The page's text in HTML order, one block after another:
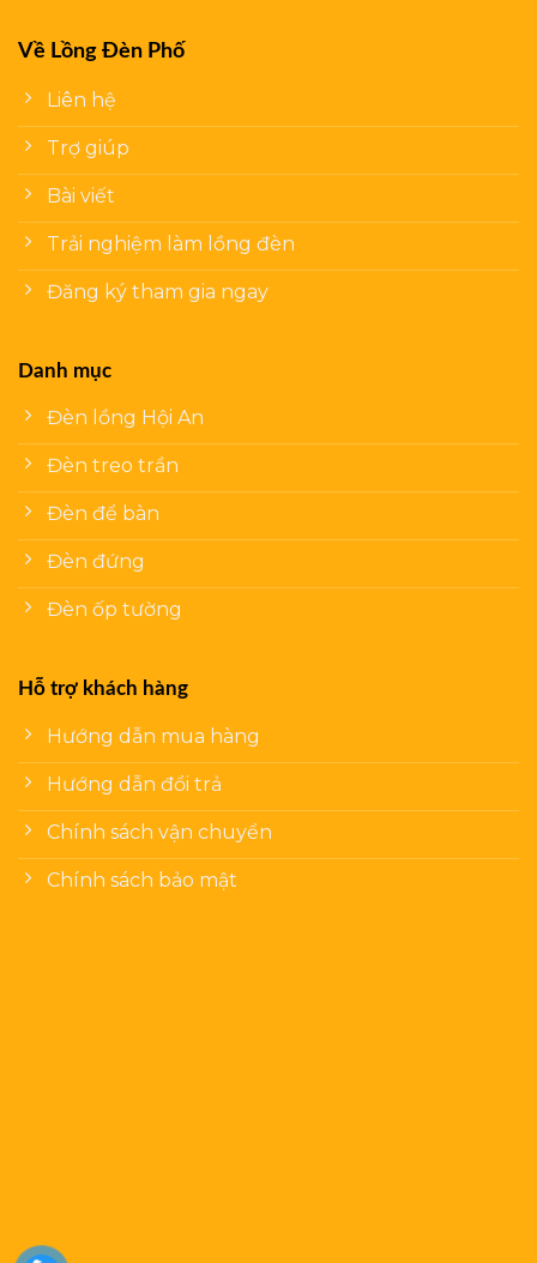
Về Lồng Đèn Phố
Liên hệ
Trợ giúp
Bài viết
Trải nghiệm làm lồng đèn
Đăng ký tham gia ngay
Danh mục
Đèn lồng Hội An
Đèn treo trần
Đèn để bàn
Đèn đứng
Đèn ốp tường
Hỗ trợ khách hàng
Hướng dẫn mua hàng
Hướng dẫn đổi trả
Chính sách vận chuyển
Chính sách bảo mật